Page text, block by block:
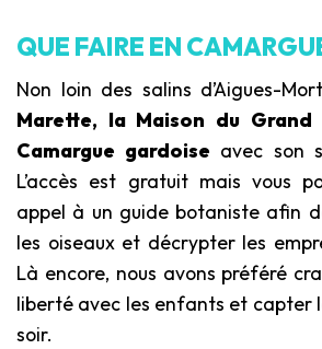
QUE FAIRE EN
Non loin des salins d’Aigues-
Marette, la Maison du Grand
Camargue gardoise avec son
L’accès est gratuit mais vous
appel à un guide botaniste afin
les oiseaux et décrypter les
Là encore, nous avons préféré
liberté avec les enfants et capter
soir.